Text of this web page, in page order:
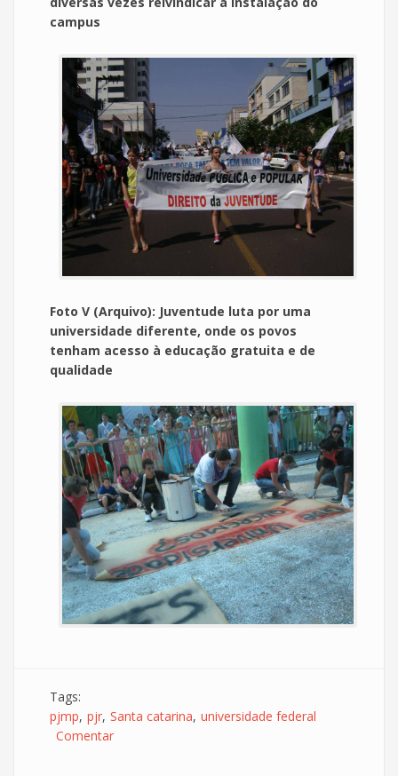
campus
Foto V (Arquivo): Juventude luta por uma
universidade diferente, onde os povos
tenham acesso à educação gratuita e de
qualidade
Tags:
pjmp pjr Santa catarina universidade federal
Comentar